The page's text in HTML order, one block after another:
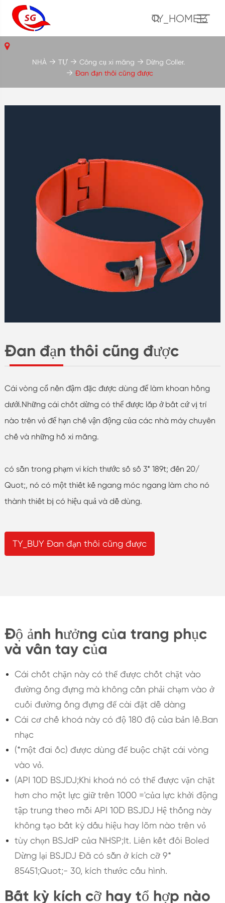
TY_HOME13
Đan đạn thôi cũng được
Cái vòng cổ nền đậm đặc được dùng để làm khoan hồng
dưới.Những cái chốt dừng có thể được lắp ở bất cứ vị trí
nào trên vỏ để hạn chế vận động của các nhà máy chuyên
chế và những hố xi măng.
có sẵn trong phạm vi kích thước số số 3* 189t; đến 20/
Quot;, nó có một thiết kế ngang móc ngang làm cho nó
thành thiết bị có hiệu quả và dễ dùng.
TY_BUY Đan đạn thôi cũng được
NHÀ TỰ Công cụ xi măng
Dừng Coller.
Đan đạn thôi cũng được
Độ ảnh hưởng của trang phục
và vân tay của
Cái chốt chặn này có thể được chốt chặt vào
đường ống đựng mà không cần phải chạm vào ở
cuối đường ống đựng để cài đặt dễ dàng
Cái cơ chế khoá này có độ 180 độ của bản lề.Ban
nhạc
(*một đai ốc) được dùng để buộc chặt cái vòng
vào vỏ.
(API 10D BSJDJ;Khi khoá nó có thể được vặn chặt
hơn cho một lực giữ trên 1000 ='của lực khởi động
tập trung theo mỗi API 10D BSJDJ Hệ thống này
không tạo bất kỳ dấu hiệu hay lõm nào trên vỏ
tùy chọn BSJdP của NHSP;It. Liên kết đôi Boled
Dừng lại BSJDJ Đã có sẵn ở kích cỡ 9*
85451;Quot;- 30, kích thước cấu hình.
Bất kỳ kích cỡ hay tổ hợp nào